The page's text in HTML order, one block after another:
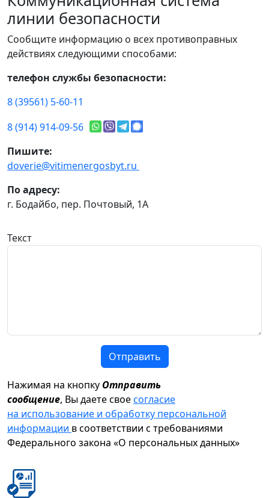
линии безопасности
Сообщите информацию о всех противоправных
действиях следующими способами:
телефон службы безопасности:
8 (39561) 5-60-11
8 (914) 914-09-56
Пишите:
doverie@vitimenergosbyt.ru
По адресу:
г. Бодайбо, пер. Почтовый, 1А
Текст
Отправить
Нажимая на кнопку Отправить
сообщение, Вы даете своесогласие
на использование и обработку персональной
информации в соответствии с требованиями
Федерального закона «О персональных данных»